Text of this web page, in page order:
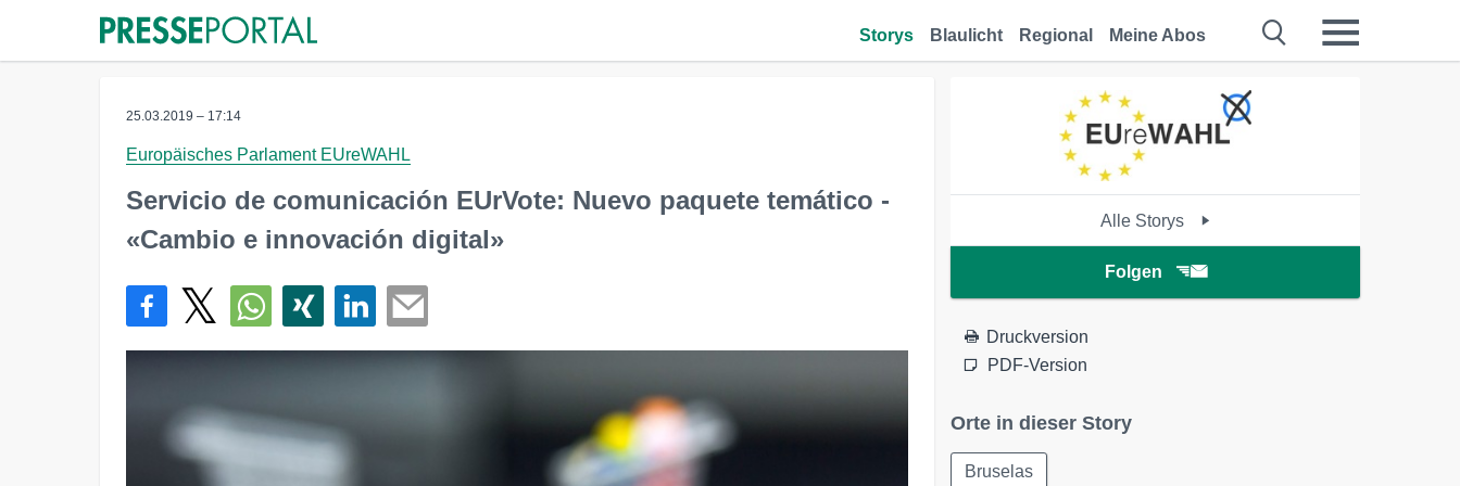
Storys Blaulicht Regional Meine Abos
25.03.2019 – 17:14
Europäisches Parlament EUreWAHL
Servicio de comunicación EUrVote: Nuevo paquete temático -
«Cambio e innovación digital»
Alle Storys
Folgen
Druckversion
PDF-Version
Orte in dieser Story
Bruselas